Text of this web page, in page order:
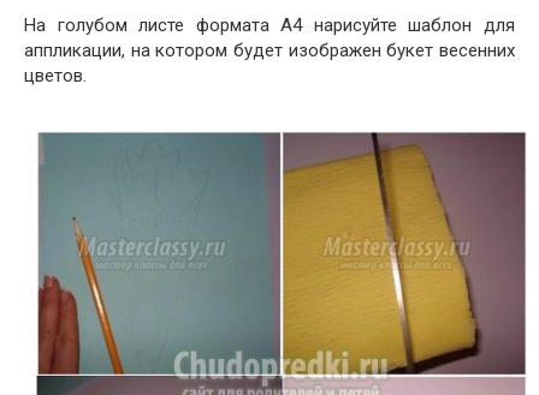
На голубом листе формата А4 нарисуйте шаблон для
аппликации, на котором будет изображен букет весенних
цветов.